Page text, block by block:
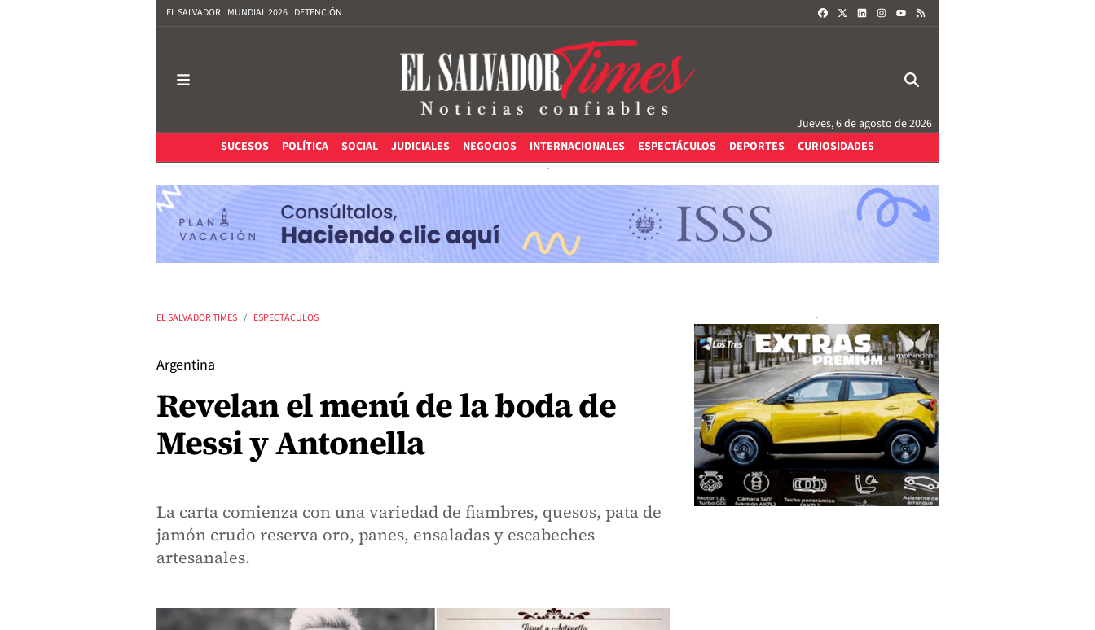
EL SALVADOR MUNDIAL 2026 DETENCIÓN FACEBOOKLINKEDININSTAGRAM
Jueves, 6 de agosto de 2026
SUCESOS
POLÍTICA SOCIAL JUDICIALES NEGOCIOS INTERNACIONALES ESPECTÁCULOS DEPORTES CURIOSIDADES
EL SALVADOR TIMES ESPECTÁCULOS
Argentina
Revelan el menú de la boda de
Messi y Antonella
La carta comienza con una variedad de fiambres, quesos, pata de
jamón crudo reserva oro, panes, ensaladas y escabeches
artesanales.